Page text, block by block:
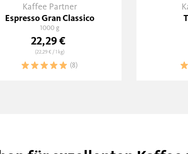
Kaffee Partner
Espresso Gran Classico
1000 g
22,29 €
(22,29 €/ 1 kg)
(8)